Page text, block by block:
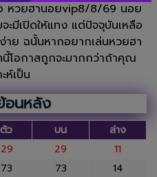
หวยฮานอยvip8/8/69 นอย
ะมีเปิดให้แทง แต่ปัจจุบันเหลือ
าย ฉนั้นหากอยากเล่นหวยฮา
นี้โอกาสถูกจะมากกว่าถ้าคุณ
ห์เป็น
อนหลัง
ว บน
ล่าง
29
11
73
14